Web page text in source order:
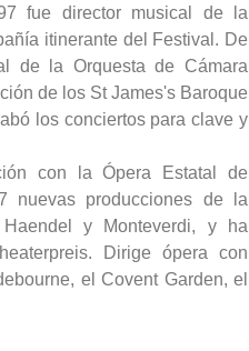
fue director musical de la
itinerante del Festival. De
de la Orquesta de Cámara
de los St James's Baroque
los conciertos para clave y
con la Ópera Estatal de
nuevas producciones de la
y Monteverdi, y ha
Dirige ópera con
el Covent Garden, el